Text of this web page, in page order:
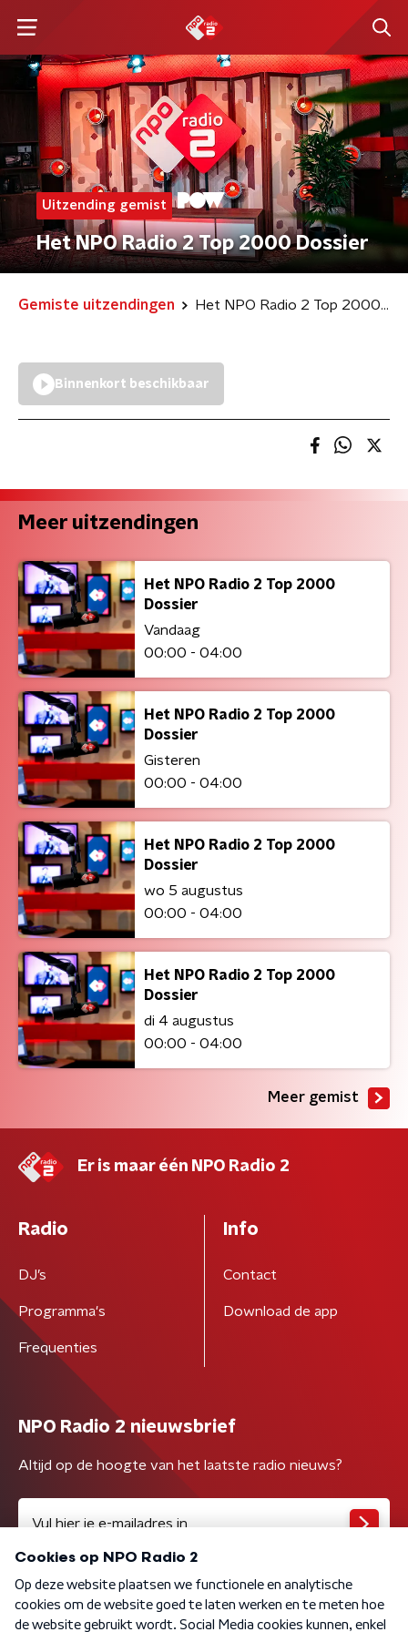
Uitzending gemist
Het NPO Radio 2 Top 2000 Dossier
Gemiste uitzendingen Het NPO Radio 2 Top 2000 Dossier
Binnenkort beschikbaar
Meer uitzendingen
Het NPO Radio 2 Top 2000
Dossier
Vandaag
00:00 - 04:00
Het NPO Radio 2 Top 2000
Dossier
Gisteren
00:00 - 04:00
Het NPO Radio 2 Top 2000
Dossier
wo 5 augustus
00:00 - 04:00
Het NPO Radio 2 Top 2000
Dossier
di 4 augustus
00:00 - 04:00
Meer gemist
Er is maar één NPO Radio 2
Radio
DJ’s
Programma's
Frequenties
Info
Contact
Download de app
NPO Radio 2 nieuwsbrief
Altijd op de hoogte van het laatste radio nieuws?